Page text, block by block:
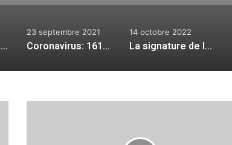
Décès du joueur du MC Saida Loukar en plein match face à l’ASM Oran
23 septembre 2021
Coronavirus: 161 nouveaux cas, 139 guérisons et 9 décès
14 octobre 2022
La signature de la « Déclaration d’Alger »:une journée mémorable